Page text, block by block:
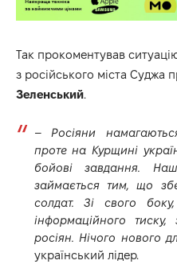
Так прокоментував
з російського міста Суджа
Зеленський.
– Росіяни
проте на Курщині
бойові завдання.
займається тим, що
солдат. Зі свого
інформаційного
росіян. Нічого нового
український лідер.